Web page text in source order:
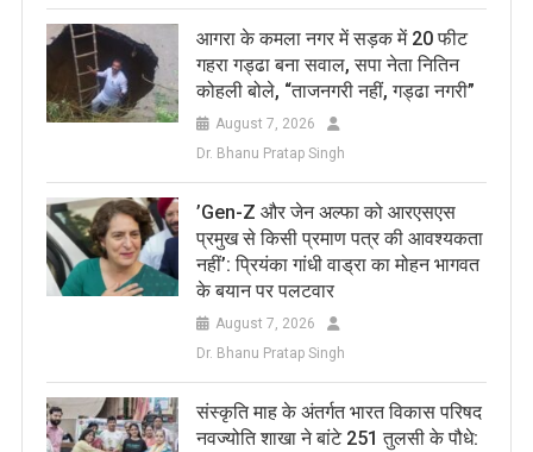
आगरा के कमला नगर में सड़क में 20 फीट
गहरा गड्ढा बना सवाल, सपा नेता नितिन
कोहली बोले, “ताजनगरी नहीं, गड्ढा नगरी”
August 7, 2026
Dr. Bhanu Pratap Singh
​’Gen-Z और जेन अल्फा को आरएसएस
प्रमुख से किसी प्रमाण पत्र की आवश्यकता
नहीं’: प्रियंका गांधी वाड्रा का मोहन भागवत
के बयान पर पलटवार
August 7, 2026
Dr. Bhanu Pratap Singh
संस्कृति माह के अंतर्गत भारत विकास परिषद
नवज्योति शाखा ने बांटे 251 तुलसी के पौधे: